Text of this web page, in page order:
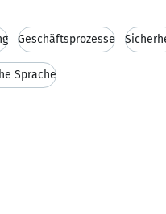
Geschäftsprozesse
Sprache